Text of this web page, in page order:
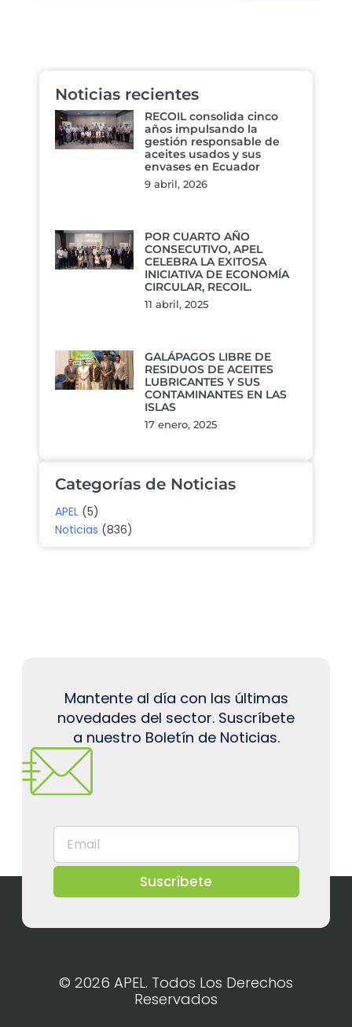
Noticias recientes
RECOIL consolida cinco
años impulsando la
gestión responsable de
aceites usados y sus
envases en Ecuador
9 abril, 2026
POR CUARTO AÑO
CONSECUTIVO, APEL
CELEBRA LA EXITOSA
INICIATIVA DE ECONOMÍA
CIRCULAR, RECOIL.
11 abril, 2025
GALÁPAGOS LIBRE DE
RESIDUOS DE ACEITES
LUBRICANTES Y SUS
CONTAMINANTES EN LAS
ISLAS
17 enero, 2025
Categorías de Noticias
APEL (5)
Noticias (836)
Mantente al día con las últimas
novedades del sector. Suscríbete
a nuestro Boletín de Noticias.
Suscríbete
© 2026 APEL. Todos Los Derechos
Reservados